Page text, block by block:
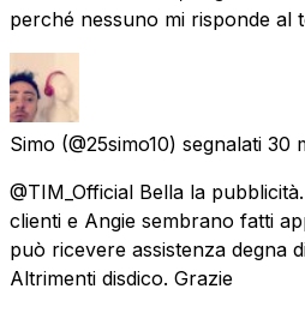
perché nessuno mi risponde al
Simo (@25simo10) segnalati 30
@TIM_Official Bella la
clienti e Angie sembrano fatti
può ricevere assistenza degna
Altrimenti disdico. Grazie